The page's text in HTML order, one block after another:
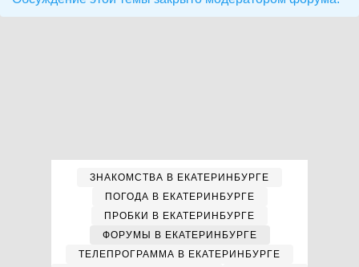
ЗНАКОМСТВА В ЕКАТЕРИНБУРГЕ
ПОГОДА В ЕКАТЕРИНБУРГЕ
ПРОБКИ В ЕКАТЕРИНБУРГЕ
ФОРУМЫ В ЕКАТЕРИНБУРГЕ
ТЕЛЕПРОГРАММА В ЕКАТЕРИНБУРГЕ